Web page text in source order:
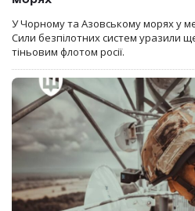
У Чорному та Азовському морях у
Сили безпілотних систем уразили
тіньовим флотом росії.